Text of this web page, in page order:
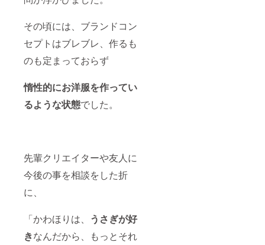
その頃には、ブランドコン
セプトはブレブレ、作るも
のも定まっておらず
惰性的にお洋服を作ってい
るような状態でした。
先輩クリエイターや友人に
今後の事を相談をした折
に、
「かわほりは、 うさぎが好
きなんだから、もっとそれ